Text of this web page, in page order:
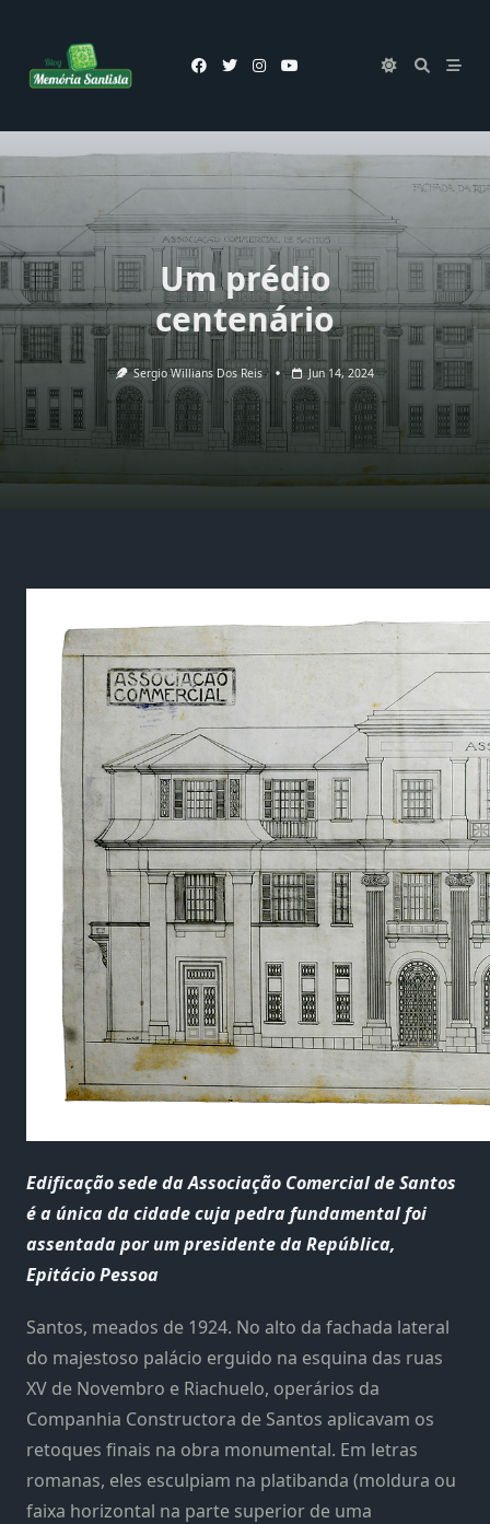
content
Um prédio
centenário
Sergio Willians Dos Reis Jun 14, 2024
Edificação sede da Associação Comercial de Santos
é a única da cidade cuja pedra fundamental foi
assentada por um presidente da República,
Epitácio Pessoa
Santos, meados de 1924. No alto da fachada lateral
do majestoso palácio erguido na esquina das ruas
XV de Novembro e Riachuelo, operários da
Companhia Constructora de Santos aplicavam os
retoques finais na obra monumental. Em letras
romanas, eles esculpiam na platibanda (moldura ou
faixa horizontal na parte superior de uma